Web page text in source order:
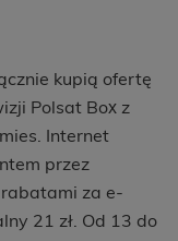
kupią ofertę
Polsat Box z
Internet
przez
rabatami za e-
21 zł. Od 13 do